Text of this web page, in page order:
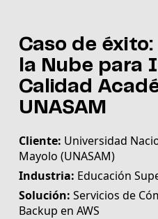
Caso de
la Nube para
Calidad
UNASAM
Cliente: Universidad
Mayolo (UNASAM)
Industria: Educación
Solución: Servicios de
Backup en AWS